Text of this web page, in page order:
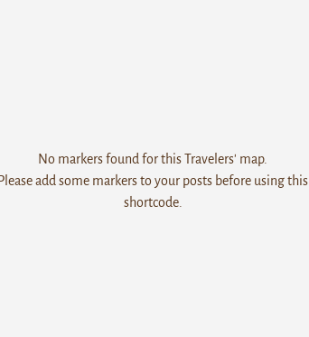
No markers found for this Travelers' map.
add some markers to your posts before using this
shortcode.